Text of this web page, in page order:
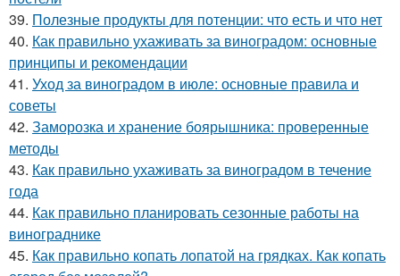
39. Полезные продукты для потенции: что есть и что нет
40. Как правильно ухаживать за виноградом: основные
принципы и рекомендации
41. Уход за виноградом в июле: основные правила и
советы
42. Заморозка и хранение боярышника: проверенные
методы
43. Как правильно ухаживать за виноградом в течение
года
44. Как правильно планировать сезонные работы на
винограднике
45. Как правильно копать лопатой на грядках. Как копать